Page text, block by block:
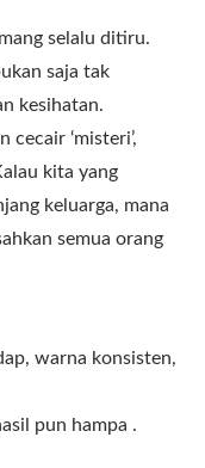
selalu ditiru.
saja tak
kesihatan.
cecair ‘misteri’,
kita yang
keluarga, mana
semua orang
warna konsisten,
pun hampa .